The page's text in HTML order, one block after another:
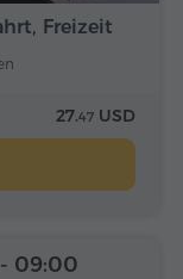
Freizeit
27.47 USD
- 09:00